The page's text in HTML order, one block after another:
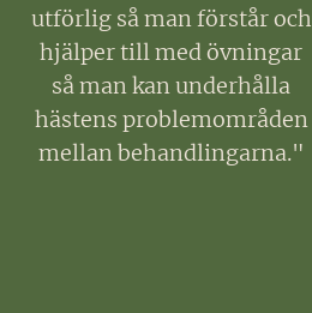
utförlig så man förstår och
hjälper till med övningar
så man kan underhålla
hästens problemområden
mellan behandlingarna."